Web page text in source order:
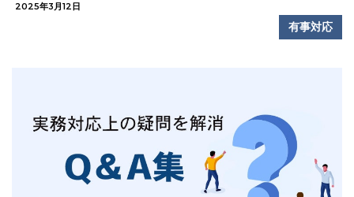
2025年3月12日
有事対応